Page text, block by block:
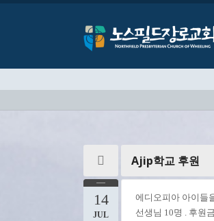
14
JUL
Ajip학교 후원
에디오피아 아이들
선생님 10명 . 후원